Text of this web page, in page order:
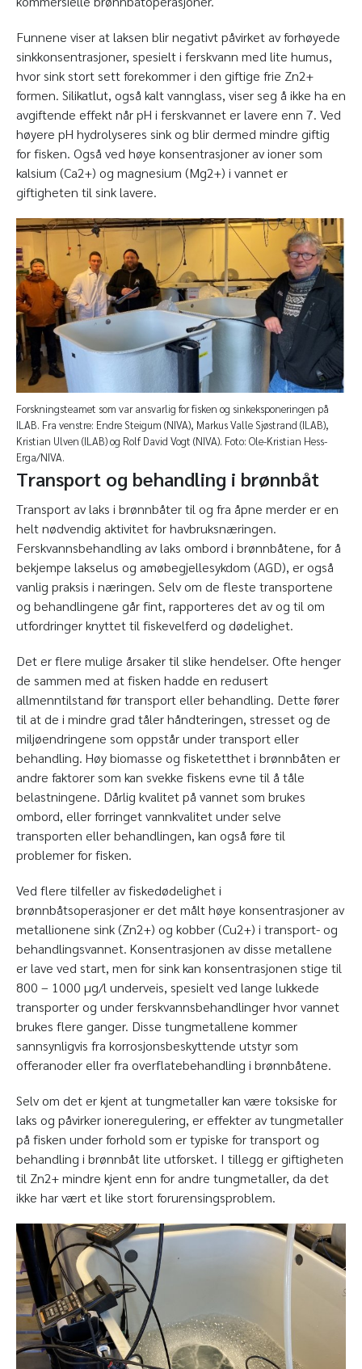
Funnene viser at laksen blir negativt påvirket av forhøyede
sinkkonsentrasjoner, spesielt i ferskvann med lite humus,
hvor sink stort sett forekommer i den giftige frie Zn2+
formen. Silikatlut, også kalt vannglass, viser seg å ikke ha en
avgiftende effekt når pH i ferskvannet er lavere enn 7. Ved
høyere pH hydrolyseres sink og blir dermed mindre giftig
for fisken. Også ved høye konsentrasjoner av ioner som
kalsium (Ca2+) og magnesium (Mg2+) i vannet er
giftigheten til sink lavere.
Forskningsteamet som var ansvarlig for fisken og sinkeksponeringen på
ILAB. Fra venstre: Endre Steigum (NIVA), Markus Valle Sjøstrand (ILAB),
Kristian Ulven (ILAB) og Rolf David Vogt (NIVA). Foto: Ole-Kristian Hess-
Erga/NIVA.
Transport og behandling i brønnbåt
Transport av laks i brønnbåter til og fra åpne merder er en
helt nødvendig aktivitet for havbruksnæringen.
Ferskvannsbehandling av laks ombord i brønnbåtene, for å
bekjempe lakselus og amøbegjellesykdom (AGD), er også
vanlig praksis i næringen. Selv om de fleste transportene
og behandlingene går fint, rapporteres det av og til om
utfordringer knyttet til fiskevelferd og dødelighet.
Det er flere mulige årsaker til slike hendelser. Ofte henger
de sammen med at fisken hadde en redusert
allmenntilstand før transport eller behandling. Dette fører
til at de i mindre grad tåler håndteringen, stresset og de
miljøendringene som oppstår under transport eller
behandling. Høy biomasse og fisketetthet i brønnbåten er
andre faktorer som kan svekke fiskens evne til å tåle
belastningene. Dårlig kvalitet på vannet som brukes
ombord, eller forringet vannkvalitet under selve
transporten eller behandlingen, kan også føre til
problemer for fisken.
Ved flere tilfeller av fiskedødelighet i
brønnbåtsoperasjoner er det målt høye konsentrasjoner av
metallionene sink (Zn2+) og kobber (Cu2+) i transport- og
behandlingsvannet. Konsentrasjonen av disse metallene
er lave ved start, men for sink kan konsentrasjonen stige til
800 – 1000 µg/l underveis, spesielt ved lange lukkede
transporter og under ferskvannsbehandlinger hvor vannet
brukes flere ganger. Disse tungmetallene kommer
sannsynligvis fra korrosjonsbeskyttende utstyr som
offeranoder eller fra overflatebehandling i brønnbåtene.
Selv om det er kjent at tungmetaller kan være toksiske for
laks og påvirker ioneregulering, er effekter av tungmetaller
på fisken under forhold som er typiske for transport og
behandling i brønnbåt lite utforsket. I tillegg er giftigheten
til Zn2+mindre kjent enn for andre tungmetaller, da det
ikke har vært et like stort forurensingsproblem.